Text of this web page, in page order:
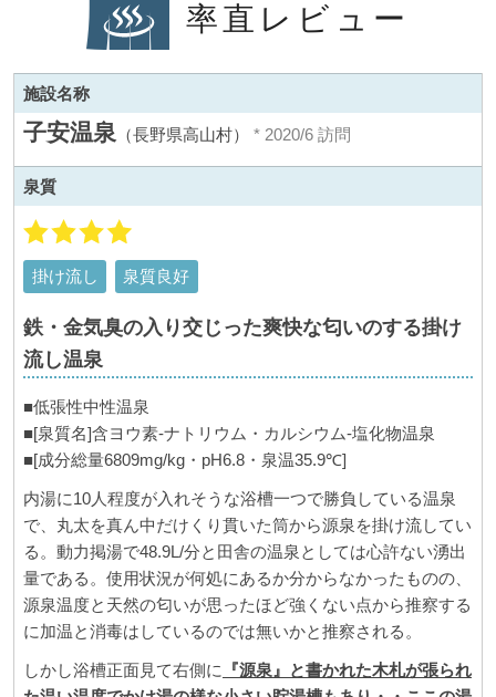
率直レビュー
施設名称
子安温泉 （長野県高山村） * 2020/6 訪問
泉質
掛け流し 泉質良好
鉄・金気臭の入り交じった爽快な匂いのする掛け
流し温泉
■低張性中性温泉
■[泉質名]含ヨウ素-ナトリウム・カルシウム-塩化物温泉
■[成分総量6809mg/kg・pH6.8・泉温35.9℃]
内湯に10人程度が入れそうな浴槽一つで勝負している温泉
で、丸太を真ん中だけくり貫いた筒から源泉を掛け流してい
る。動力掲湯で48.9L/分と田舎の温泉としては心許ない湧出
量である。使用状況が何処にあるか分からなかったものの、
源泉温度と天然の匂いが思ったほど強くない点から推察する
に加温と消毒はしているのでは無いかと推察される。
しかし浴槽正面見て右側に
『源泉』と書かれた木札が張られ